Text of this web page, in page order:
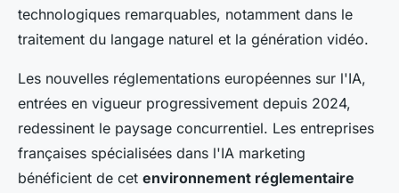
technologiques remarquables, notamment dans le
traitement du langage naturel et la génération vidéo.
Les nouvelles réglementations européennes sur l'IA,
entrées en vigueur progressivement depuis 2024,
redessinent le paysage concurrentiel. Les entreprises
françaises spécialisées dans l'IA marketing
bénéficient de cet environnement réglementaire